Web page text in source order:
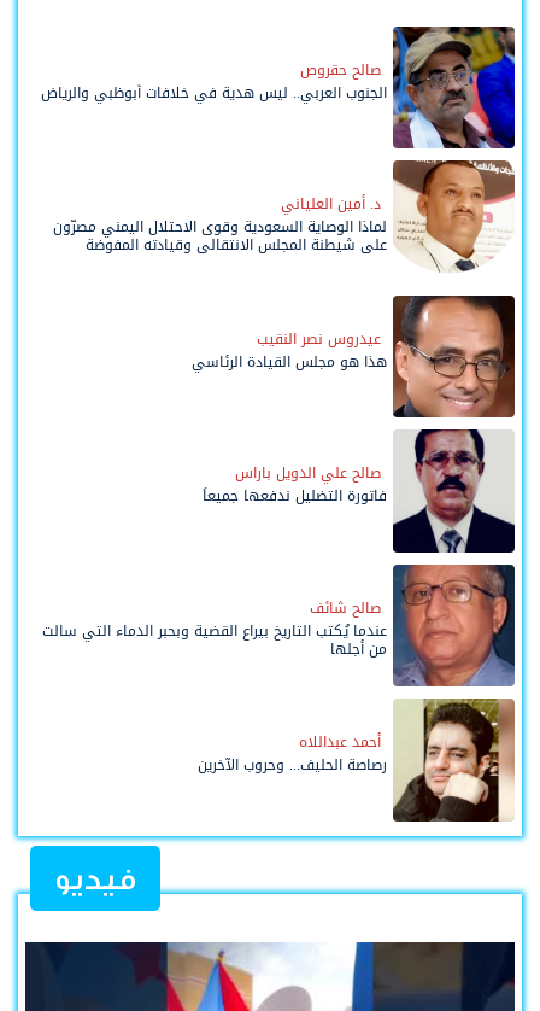
صالح حقروص
الجنوب العربي.. ليس هدية في خلافات أبوظبي والرياض
د. أمين العلياني
لماذا الوصاية السعودية وقوى الاحتلال اليمني مصرّون
على شيطنة المجلس الانتقالي وقيادته المفوضة
عيدروس نصر النقيب
هذا هو مجلس القيادة الرئاسي
صالح علي الدويل باراس
فاتورة التضليل ندفعها جميعاً
صالح شائف
عندما يُكتب التاريخ بيراع القضية وبحبر الدماء التي سالت
من أجلها
أحمد عبداللاه
رصاصة الحليف... وحروب الآخرين
فيديو